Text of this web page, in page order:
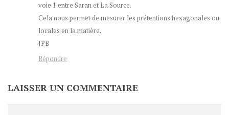
voie 1 entre Saran et La Source.
Cela nous permet de mesurer les prétentions hexagonales ou
locales en la matière.
JPB
Répondre
LAISSER UN COMMENTAIRE